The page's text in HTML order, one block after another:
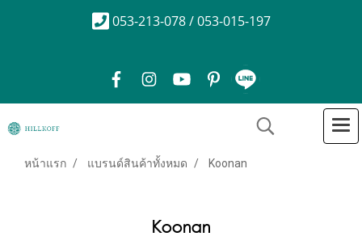
053-213-078 / 053-015-197
หน้าแรก แบรนด์สินค้าทั้งหมด Koonan
Koonan